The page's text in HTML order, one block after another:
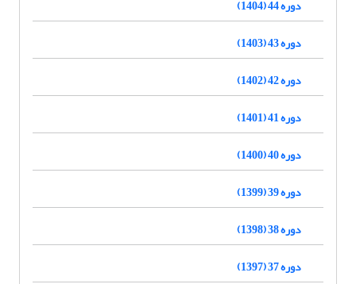
دوره 44 (1404)
دوره 43 (1403)
دوره 42 (1402)
دوره 41 (1401)
دوره 40 (1400)
دوره 39 (1399)
دوره 38 (1398)
دوره 37 (1397)